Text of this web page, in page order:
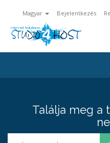
Magyar Bejelentkezés
Találja meg a